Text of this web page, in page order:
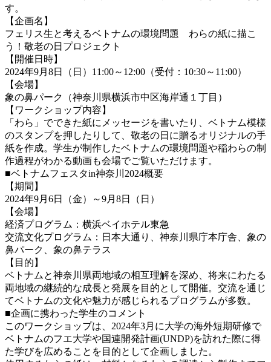
す。
【企画名 】
フェリス生と考えるベトナムの環境問題 わらの紙に描こ
う！敬老の日プロジェクト
【 開催日時】
2024年9月8日（日）11:00～12:00（受付：10:30～11:00）
【会場】
象の鼻パーク（神奈川県横浜市中区海岸通１丁目）
【ワークショップ内容 】
「わら」でできた紙にメッセージを書いたり、ベトナム模様
のスタンプを押したりして、敬老の日に贈るオリジナルの手
紙を作成。学生が制作したベトナムの環境問題や稲わらの制
作過程がわかる動画も会場でご覧いただけます。
■ベトナムフェスタin神奈川2024概要
【期間 】
2024年9⽉6⽇（金）～9月8日（日）
【会場】
経済プログラム：横浜ベイホテル東急
交流文化プログラム：日本大通り、神奈川県庁本庁舎、象の
鼻パーク、象の鼻テラス
【目的 】
ベトナムと神奈川県両地域の相互理解を深め、将来にわたる
両地域の継続的な成長と発展を目的として開催。交流を通じ
てベトナムの文化や魅力が感じられるプログラムが多数。
■企画に携わった学生のコメント
このワークショップは、2024年3月に大学の海外短期研修で
ベトナムのフエ大学や国連開発計画(UNDP)を訪れた際に得
た学びを広めることを目的として企画しました。